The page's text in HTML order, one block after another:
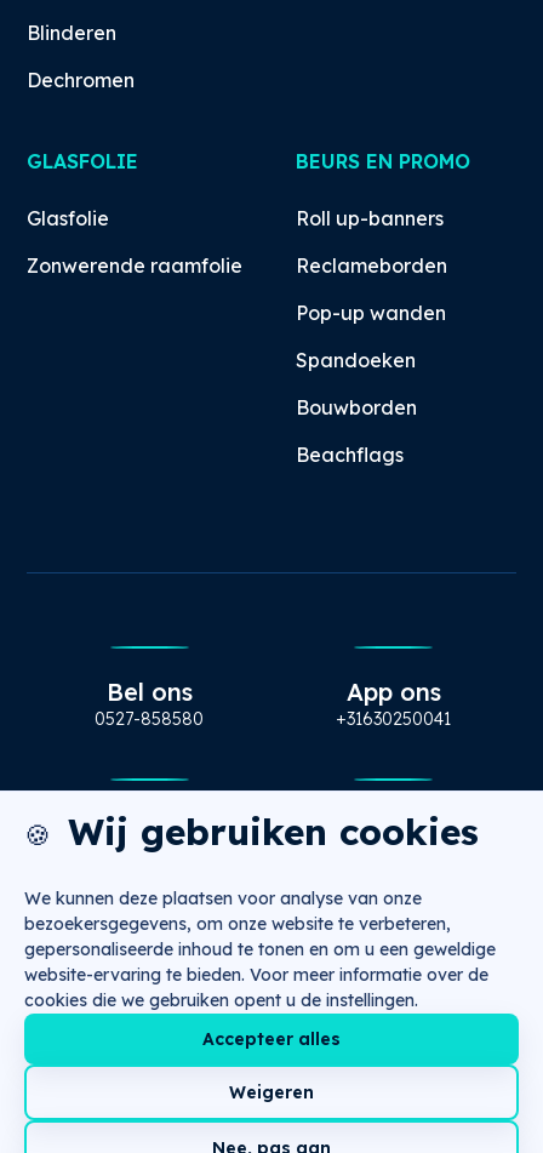
Blinderen
Dechromen
GLASFOLIE
Glasfolie
Zonwerende raamfolie
BEURS EN PROMO
Roll up-banners
Reclameborden
Pop-up wanden
Spandoeken
Bouwborden
Beachflags
Bel ons
0527-858580
App ons
+31630250041
Mail ons
info@nugtr.nl
Bezoek ons
Ecopark 63, Emmeloord
Copyright 2026 © NUGTRAlgemene voorwaarden
PrivacybeleidDownloads
🍪 Wij gebruiken cookies
We kunnen deze plaatsen voor analyse van onze
bezoekersgegevens, om onze website te verbeteren,
gepersonaliseerde inhoud te tonen en om u een geweldige
website-ervaring te bieden. Voor meer informatie over de
cookies die we gebruiken opent u de instellingen.
Accepteer alles
Weigeren
Nee, pas aan